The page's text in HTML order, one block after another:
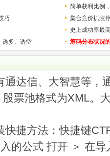
简单获利比例
用
巧
集合竞价抓涨
史上成功率最
称选股法宝！
诱多、诱空 筹码分布状况
通达信、大智慧等，
票池格式为XML。
快捷方法：快捷键
的公式 打开 ＞ 在